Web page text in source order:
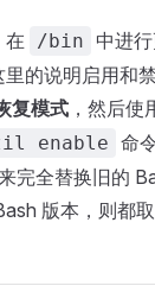
在 /bin
中进
的说明启用和
复模式 ，然后使
enable 命
完全替换旧的
版本，则都